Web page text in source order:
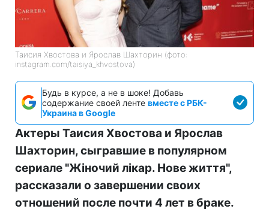
Таисия Хвостова и Ярослав Шахторин (фото:
instagram.com/taisiya_khvostova)
Будь в курсе, а не в шоке! Добавь
содержание своей ленте вместе с РБК-
Украина в Google
Актеры Таисия Хвостова и Ярослав
Шахторин, сыгравшие в популярном
сериале "Жіночий лікар. Нове життя",
рассказали о завершении своих
отношений после почти 4 лет в браке.